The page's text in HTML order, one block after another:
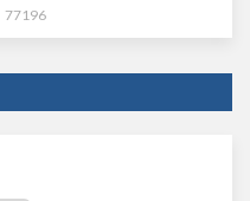
77196